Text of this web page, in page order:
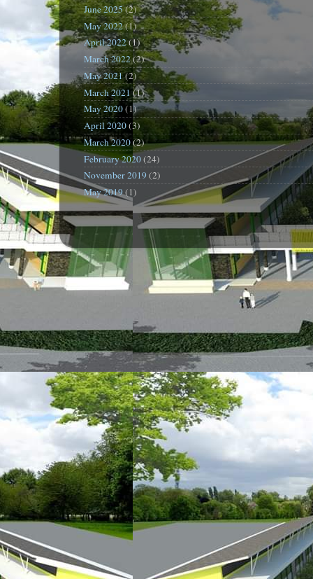
June 2025(2)
May 2022(1)
April 2022(1)
March 2022(2)
May 2021(2)
March 2021(1)
May 2020(1)
April 2020(3)
March 2020(2)
February 2020(24)
November 2019 (2)
May 2019(1)